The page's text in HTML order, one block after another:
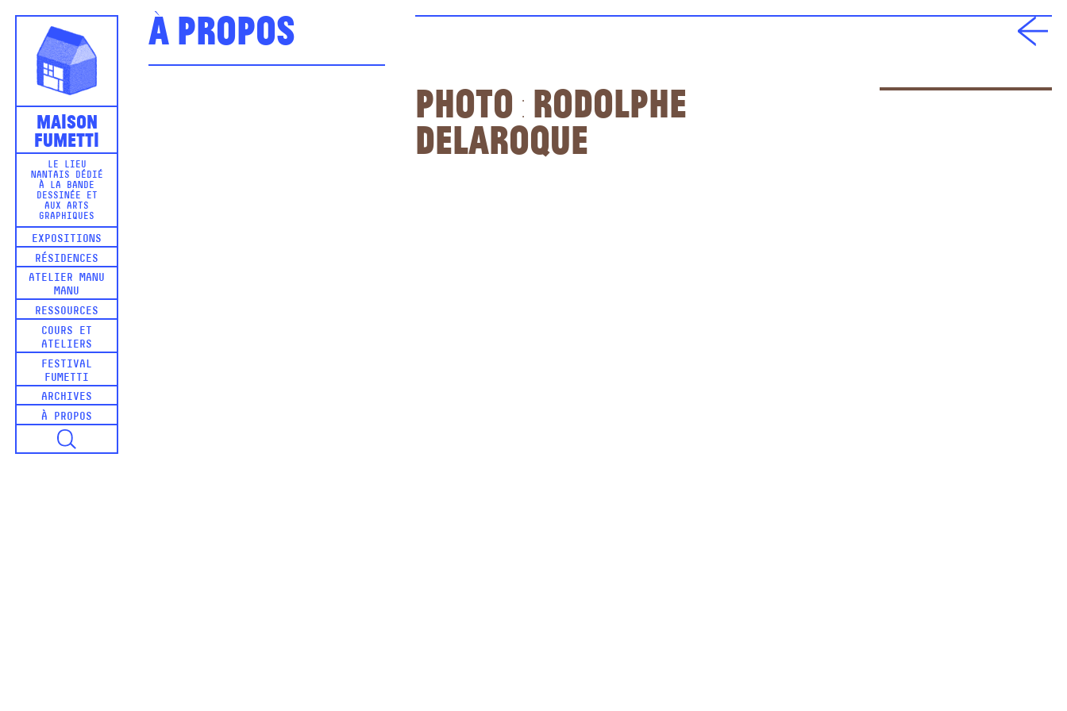
Maison
Fumetti
LE LIEU
NANTAIS DÉDIÉ
À LA BANDE
DESSINÉE ET
AUX ARTS
GRAPHIQUES
EXPOSITIONS
RÉSIDENCES
ATELIER MANU
MANU
RESSOURCES
COURS ET
ATELIERS
FESTIVAL
FUMETTI
ARCHIVES
À PROPOS
À propos
Photo : Rodolphe
Delaroque